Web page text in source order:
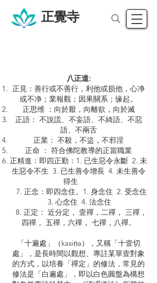
正覺寺
八正道:
正見：善行或不善行，利他或损他，心净
或不净；業報觀；因果關系；缘起。
正思维 ：向於厭，向離欲，向於滅
正語： 不說謊、不妄語、不綺語、不惡
語、不兩舌
正業： 不殺，不盜，不邪淫
正命 ： 符合佛陀教導的正當職業
正精進：即四正勤：1. 已生惡令永斷 2. 未
生惡令不生 3. 已生善令增長 4. 未生善令
得生
7. 正念：即四念住。1. 身念住 2. 受念住
3. 心念住 4. 法念住
8. 正定： 近分定， 壹禪，二禪， 三禪，
四禪， 五禪，六禪， 七禪，八禪。
「十遍處」（kasiṇa），又稱「十壹切
處」，是長時間以觀想、專註某單壹對象
的方式，以培養「禪定」的修法，常見的
修法是「白遍處」，即以白色圓盤為構想